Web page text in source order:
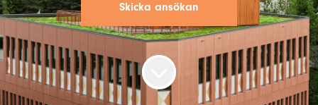
Skicka ansökan